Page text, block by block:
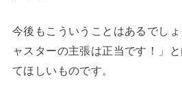
今後もこういうことはあるでし
ャスターの主張は正当です！」
てほしいものです。